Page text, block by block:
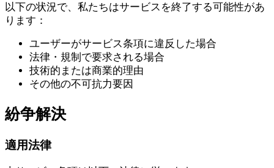
以下の状況で、私たちはサービスを終了する可能性があ
ります：
ユーザーがサービス条項に違反した場合
法律・規制で要求される場合
技術的または商業的理由
その他の不可抗力要因
紛争解決
適用法律